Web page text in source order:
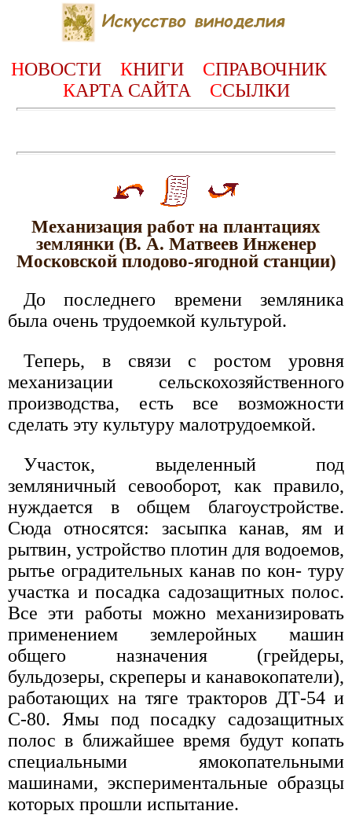
НОВОСТИ КНИГИ СПРАВОЧНИК
КАРТА САЙТА ССЫЛКИ
Механизация работ на плантациях
землянки (В. А. Матвеев Инженер
Московской плодово-ягодной станции)
До последнего времени земляника
была очень трудоемкой культурой.
Теперь, в связи с ростом уровня
механизации сельскохозяйственного
производства, есть все возможности
сделать эту культуру малотрудоемкой.
Участок, выделенный под
земляничный севооборот, как правило,
нуждается в общем благоустройстве.
Сюда относятся: засыпка канав, ям и
рытвин, устройство плотин для водоемов,
рытье оградительных канав по кон- туру
участка и посадка садозащитных полос.
Все эти работы можно механизировать
применением землеройных машин
общего назначения (грейдеры,
бульдозеры, скреперы и канавокопатели),
работающих на тяге тракторов ДТ-54 и
С-80. Ямы под посадку садозащитных
полос в ближайшее время будут копать
специальными ямокопательными
машинами, экспериментальные образцы
которых прошли испытание.